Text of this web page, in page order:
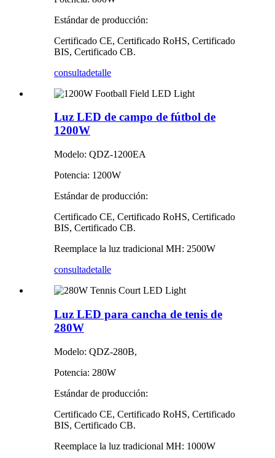
Estándar de producción:
Certificado CE, Certificado RoHS, Certificado
BIS, Certificado CB.
consultadetalle
Luz LED de campo de fútbol de
1200W
Modelo: QDZ-1200EA
Potencia: 1200W
Estándar de producción:
Certificado CE, Certificado RoHS, Certificado
BIS, Certificado CB.
Reemplace la luz tradicional MH: 2500W
consultadetalle
Luz LED para cancha de tenis de
280W
Modelo: QDZ-280B,
Potencia: 280W
Estándar de producción:
Certificado CE, Certificado RoHS, Certificado
BIS, Certificado CB.
Reemplace la luz tradicional MH: 1000W